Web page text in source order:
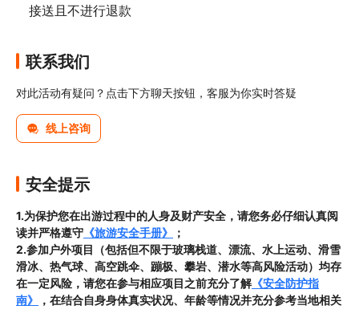
接送且不进⾏退款
联系我们
对此活动有疑问？点击下方聊天按钮，客服为你实时答疑
线上咨询
安全提示
1.为保护您在出游过程中的人身及财产安全，请您务必仔细认真阅
读并严格遵守 《旅游安全手册》
；
2.参加户外项目（包括但不限于玻璃栈道、漂流、水上运动、滑雪
滑冰、热气球、高空跳伞、蹦极、攀岩、潜水等高风险活动）均存
在一定风险，请您在参与相应项目之前充分了解《安全防护指
南》
，在结合自身身体真实状况、年龄等情况并充分参考当地相关